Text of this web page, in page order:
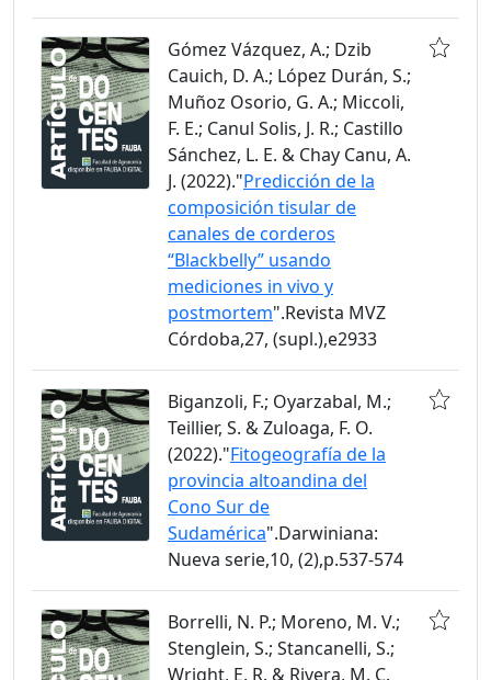
Gómez Vázquez, A.; Dzib
Cauich, D. A.; López Durán, S.;
Muñoz Osorio, G. A.; Miccoli,
F. E.; Canul Solis, J. R.; Castillo
Sánchez, L. E. & Chay Canu, A.
J. (2022)."Predicción de la
composición tisular de
canales de corderos
“Blackbelly” usando
mediciones in vivo y
postmortem".Revista MVZ
Córdoba,27, (supl.),e2933
Biganzoli, F.; Oyarzabal, M.;
Teillier, S. & Zuloaga, F. O.
(2022)."Fitogeografía de la
provincia altoandina del
Cono Sur de
Sudamérica".Darwiniana:
Nueva serie,10, (2),p.537-574
Borrelli, N. P.; Moreno, M. V.;
Stenglein, S.; Stancanelli, S.;
Wright, E. R. & Rivera, M. C.